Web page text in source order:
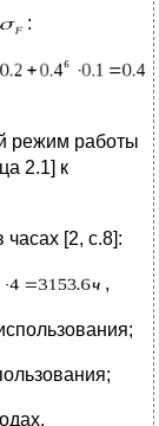
:
режим работы
2.1] к
[2, с.8]:
,